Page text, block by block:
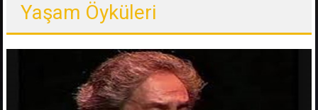
Yaşam Öyküleri